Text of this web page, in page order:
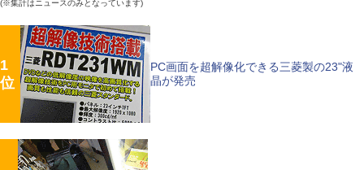
(※集計はニュースのみとなっています)
1
位
PC画面を超解像化できる三菱製の23"液
晶が発売